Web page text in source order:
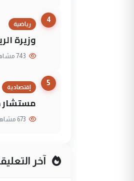
4
رياضية
وزيرة
5
إقتصادية
مستشار
آخر